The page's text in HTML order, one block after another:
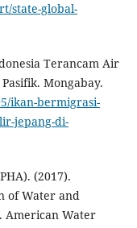
state-global-
Terancam Air
Mongabay.
ikan-bermigrasi-
jepang-di-
(2017).
of Water and
American Water